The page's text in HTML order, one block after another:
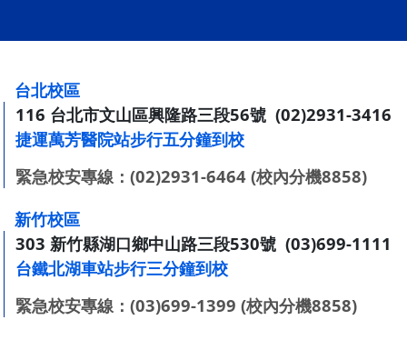
:::
台北校區
116 台北市文山區興隆路三段56號 (02)2931-3416
捷運萬芳醫院站步行五分鐘到校
緊急校安專線：(02)2931-6464 (校內分機8858)
新竹校區
303 新竹縣湖口鄉中山路三段530號 (03)699-1111
台鐵北湖車站步行三分鐘到校
緊急校安專線：(03)699-1399 (校內分機8858)